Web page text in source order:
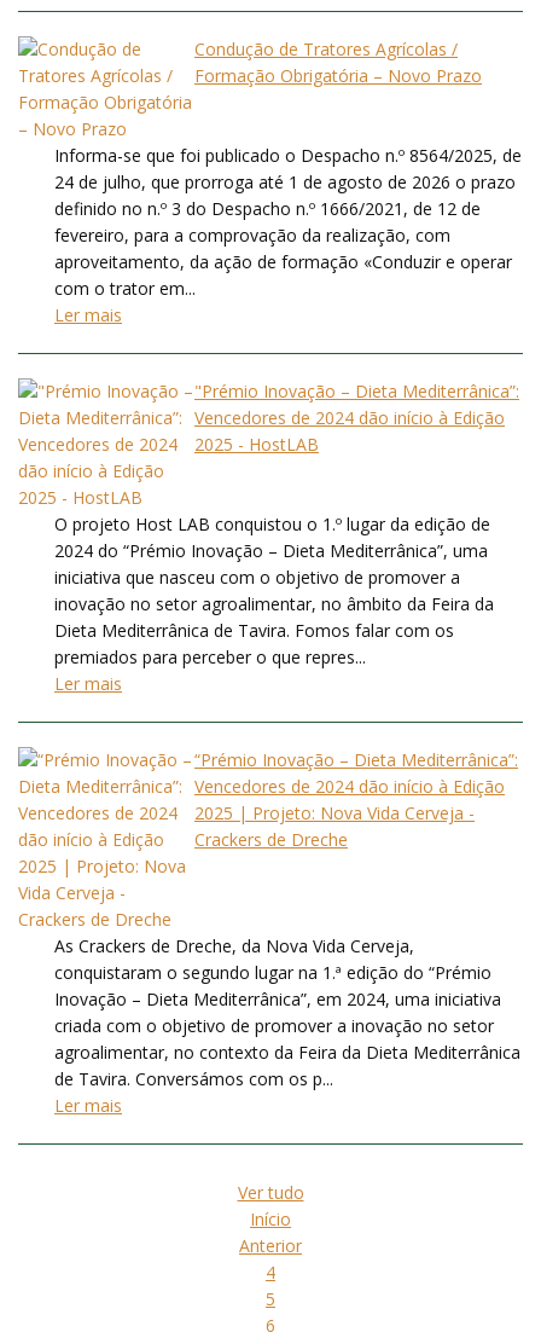
Condução de Tratores Agrícolas /
Formação Obrigatória – Novo Prazo
Informa-se que foi publicado o Despacho n.º 8564/2025, de
24 de julho, que prorroga até 1 de agosto de 2026 o prazo
definido no n.º 3 do Despacho n.º 1666/2021, de 12 de
fevereiro, para a comprovação da realização, com
aproveitamento, da ação de formação «Conduzir e operar
com o trator em...
Ler mais
"Prémio Inovação – Dieta Mediterrânica”:
Vencedores de 2024 dão início à Edição
2025 - HostLAB
O projeto Host LAB conquistou o 1.º lugar da edição de
2024 do “Prémio Inovação – Dieta Mediterrânica”, uma
iniciativa que nasceu com o objetivo de promover a
inovação no setor agroalimentar, no âmbito da Feira da
Dieta Mediterrânica de Tavira. Fomos falar com os
premiados para perceber o que repres...
Ler mais
“Prémio Inovação – Dieta Mediterrânica”:
Vencedores de 2024 dão início à Edição
2025 | Projeto: Nova Vida Cerveja -
Crackers de Dreche
As Crackers de Dreche, da Nova Vida Cerveja,
conquistaram o segundo lugar na 1.ª edição do “Prémio
Inovação – Dieta Mediterrânica”, em 2024, uma iniciativa
criada com o objetivo de promover a inovação no setor
agroalimentar, no contexto da Feira da Dieta Mediterrânica
de Tavira. Conversámos com os p...
Ler mais
Ver tudo
Início
Anterior
4
5
6